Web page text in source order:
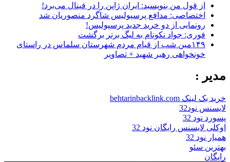
از قول من بنویسید: ایران ژاپن را در فینال می‌برد!
اختصاصی: مدافع پرسپولیس شاگرد منصوریان شد
رونمایی از دو خرید جدید پرسپولیس!
فوری: جواد نکونام به لیگ برتر برگشت
۱۴۹مین شب از قیام مردم شهرستان سلماس در راستای
خونخواهی رهبر شهید + تصاویر
مدیر :
خرید بک لینک behtarinbacklink.com
لایسنس نود32
پسورد نود 32
اوکلی لایسنس رایگان نود 32
همیار نود 32
بهترین سئو
رایگان